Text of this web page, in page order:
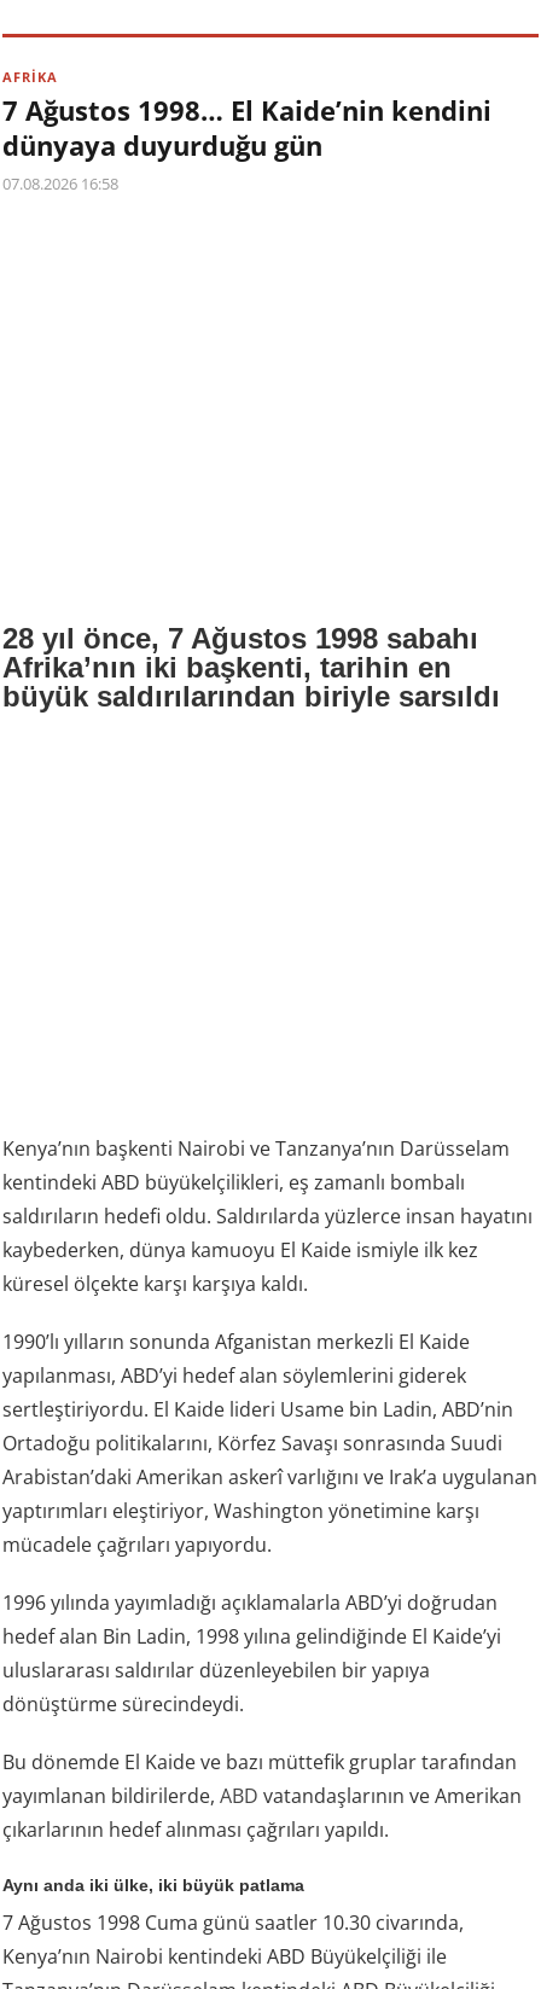
AFRİKA
7 Ağustos 1998… El Kaide’nin kendini
dünyaya duyurduğu gün
07.08.2026 16:58
28 yıl önce, 7 Ağustos 1998 sabahı
Afrika’nın iki başkenti, tarihin en
büyük saldırılarından biriyle sarsıldı
Kenya’nın başkenti Nairobi ve Tanzanya’nın Darüsselam
kentindeki ABD büyükelçilikleri, eş zamanlı bombalı
saldırıların hedefi oldu. Saldırılarda yüzlerce insan hayatını
kaybederken, dünya kamuoyu El Kaide ismiyle ilk kez
küresel ölçekte karşı karşıya kaldı.
1990’lı yılların sonunda Afganistan merkezli El Kaide
yapılanması, ABD’yi hedef alan söylemlerini giderek
sertleştiriyordu. El Kaide lideri Usame bin Ladin, ABD’nin
Ortadoğu politikalarını, Körfez Savaşı sonrasında Suudi
Arabistan’daki Amerikan askerî varlığını ve Irak’a uygulanan
yaptırımları eleştiriyor, Washington yönetimine karşı
mücadele çağrıları yapıyordu.
1996 yılında yayımladığı açıklamalarla ABD’yi doğrudan
hedef alan Bin Ladin, 1998 yılına gelindiğinde El Kaide’yi
uluslararası saldırılar düzenleyebilen bir yapıya
dönüştürme sürecindeydi.
Bu dönemde El Kaide ve bazı müttefik gruplar tarafından
yayımlanan bildirilerde,ABD vatandaşlarının ve Amerikan
çıkarlarının hedef alınması çağrıları yapıldı.
Aynı anda iki ülke, iki büyük patlama
7 Ağustos 1998 Cuma günü saatler 10.30 civarında,
Kenya’nın Nairobi kentindeki ABD Büyükelçiliği ile